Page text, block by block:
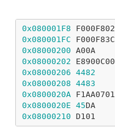
0x080001F8 F000F802
0x080001FC
F000F83C
0x08000200 A00A
0x08000202
E8900C00
0x08000206 4482
0x08000208 4483
0x0800020A F1AA0701
0x0800020E 45DA
0x08000210 D101